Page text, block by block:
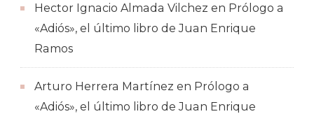
Hector Ignacio Almada Vilchez en Prólogo a
«Adiós», el último libro de Juan Enrique
Ramos
Arturo Herrera Martínez en Prólogo a
«Adiós», el último libro de Juan Enrique